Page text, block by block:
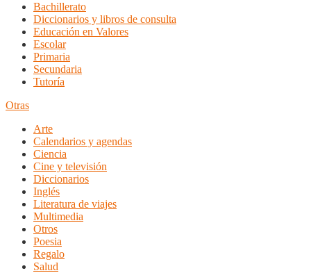
Bachillerato
Diccionarios y libros de consulta
Educación en Valores
Escolar
Primaria
Secundaria
Tutoría
Otras
Arte
Calendarios y agendas
Ciencia
Cine y televisión
Diccionarios
Inglés
Literatura de viajes
Multimedia
Otros
Poesia
Regalo
Salud